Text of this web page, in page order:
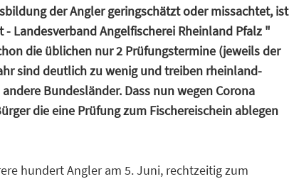
der Angler geringschätzt oder missachtet, ist
Landesverband Angelfischerei Rheinland Pfalz "
die üblichen nur 2 Prüfungstermine (jeweils der
sind deutlich zu wenig und treiben rheinland-
Bundesländer. Dass nun wegen Corona
die eine Prüfung zum Fischereischein ablegen
hundert Angler am 5. Juni, rechtzeitig zum